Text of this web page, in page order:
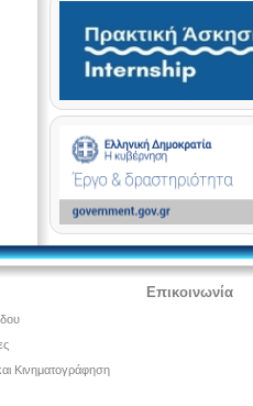
Κινηματογράφηση
Επικοινωνία